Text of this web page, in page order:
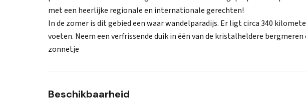
met een heerlijke regionale en internationale gerechten!
In de zomer is dit gebied een waar wandelparadijs. Er ligt circa 340
voeten. Neem een verfrissende duik in één van de kristalheldere
zonnetje
Beschikbaarheid